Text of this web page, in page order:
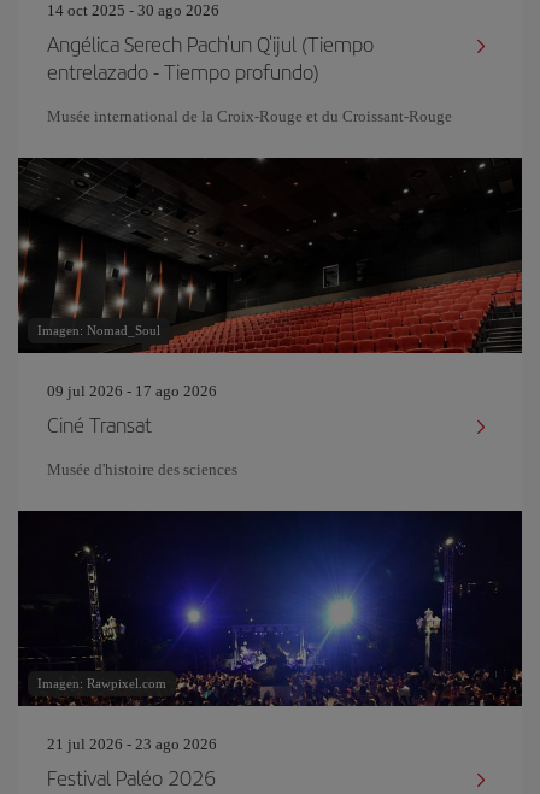
14 oct 2025 - 30 ago 2026
Angélica Serech Pach'un Q'ijul (Tiempo
entrelazado - Tiempo profundo)
Musée international de la Croix-Rouge et du Croissant-Rouge
Imagen: Nomad_Soul
09 jul 2026 - 17 ago 2026
Ciné Transat
Musée d'histoire des sciences
Imagen: Rawpixel.com
21 jul 2026 - 23 ago 2026
Festival Paléo 2026